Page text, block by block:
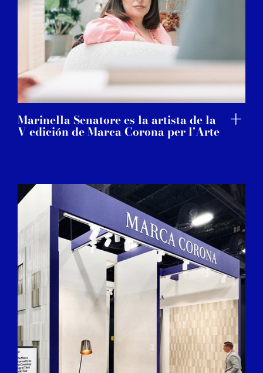
Marinella Senatore es la artista de la
V edición de Marca Corona per l'Arte